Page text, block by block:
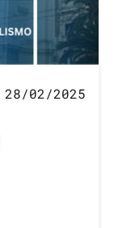
28/02/2025